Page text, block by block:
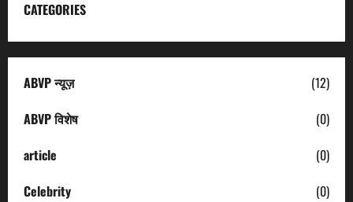
CATEGORIES
ABVP न्यूज़
(12)
ABVP विशेष
(0)
article
(0)
Celebrity
(0)